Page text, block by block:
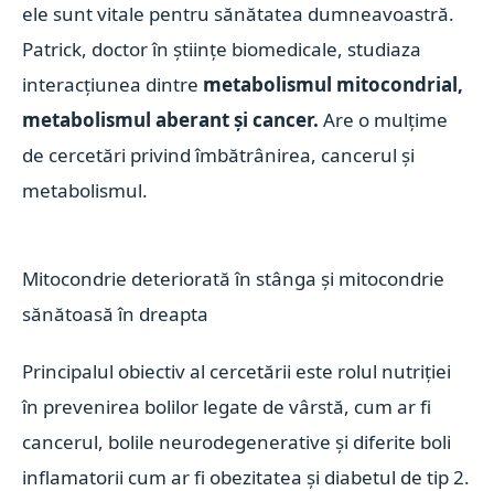
ele sunt vitale pentru sănătatea dumneavoastră.
Patrick, doctor în științe biomedicale, studiaza
interacțiunea dintre metabolismul mitocondrial,
metabolismul aberant și cancer.Are o mulțime
de cercetări privind îmbătrânirea, cancerul și
metabolismul.
Mitocondrie deteriorată în stânga și mitocondrie
sănătoasă în dreapta
Principalul obiectiv al cercetării este rolul nutriției
în prevenirea bolilor legate de vârstă, cum ar fi
cancerul, bolile neurodegenerative și diferite boli
inflamatorii cum ar fi obezitatea și diabetul de tip 2.